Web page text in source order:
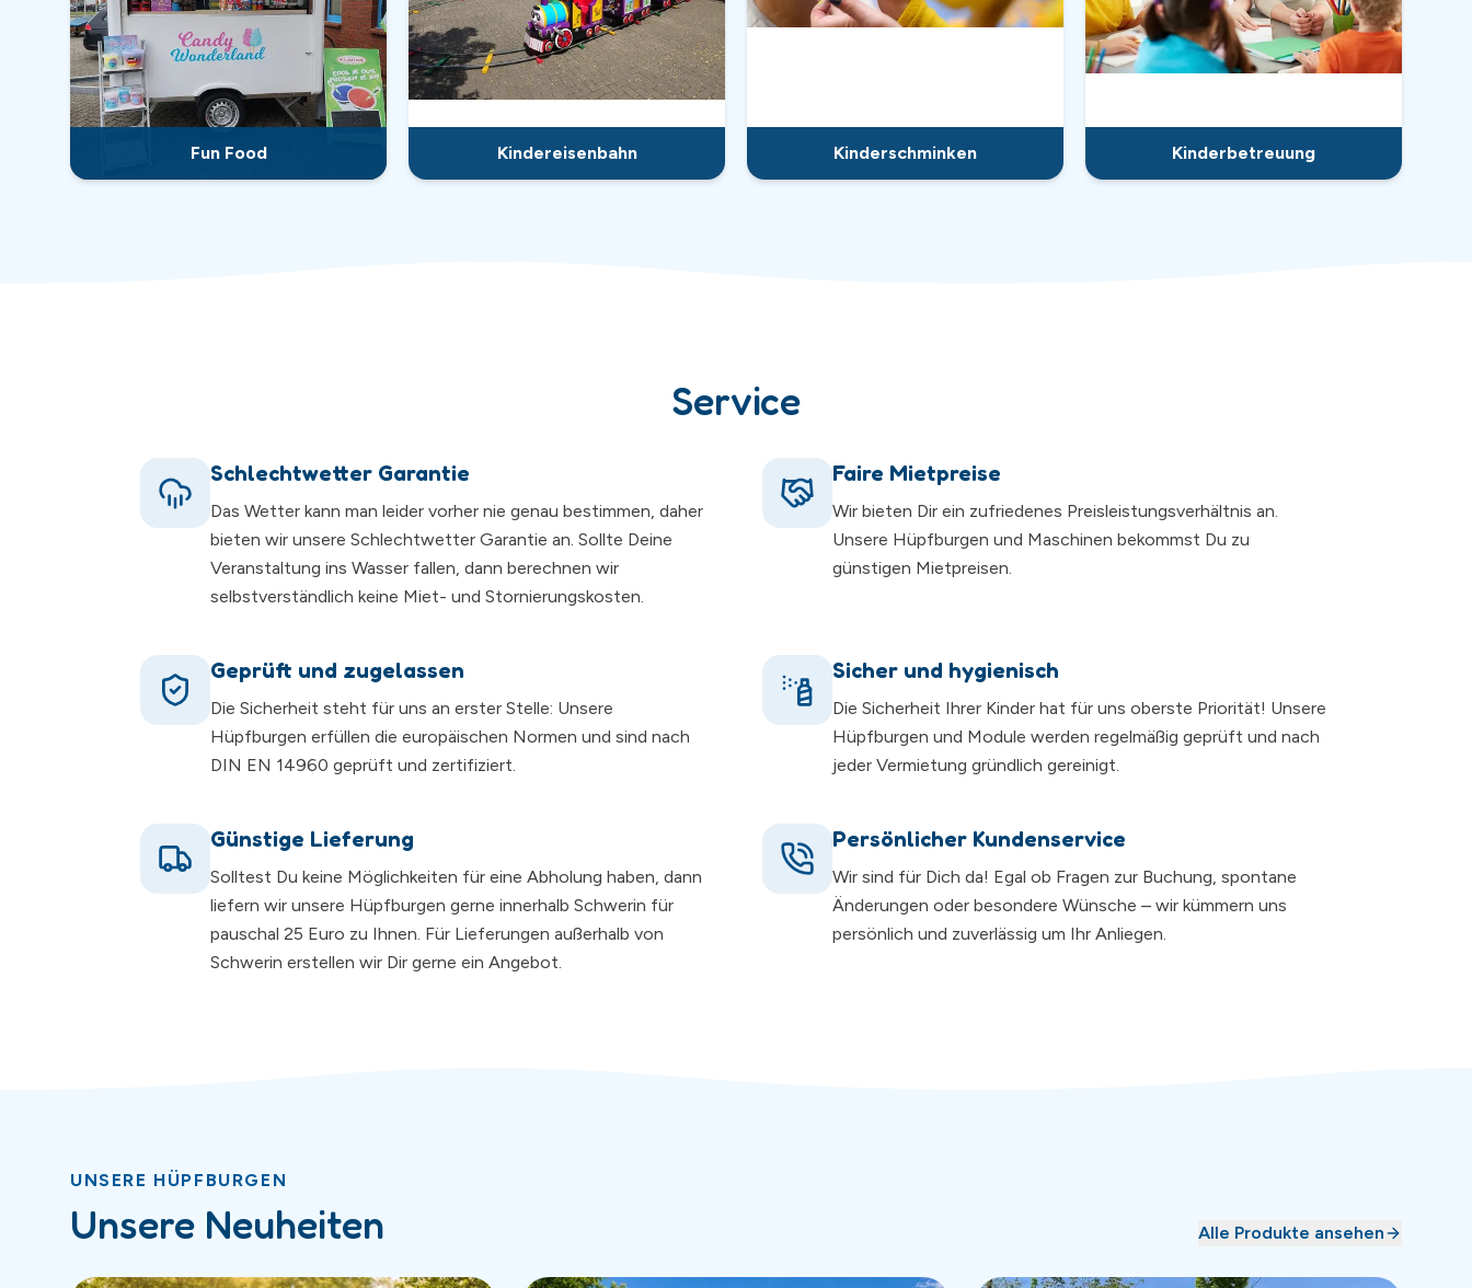
Fun Food Kindereisenbahn Kinderschminken Kinderbetreuung
Service
Schlechtwetter Garantie
Das Wetter kann man leider vorher nie genau bestimmen, daher
bieten wir unsere Schlechtwetter Garantie an. Sollte Deine
Veranstaltung ins Wasser fallen, dann berechnen wir
selbstverständlich keine Miet- und Stornierungskosten.
Faire Mietpreise
Wir bieten Dir ein zufriedenes Preisleistungsverhältnis an.
Unsere Hüpfburgen und Maschinen bekommst Du zu
günstigen Mietpreisen.
Geprüft und zugelassen
Die Sicherheit steht für uns an erster Stelle: Unsere
Hüpfburgen erfüllen die europäischen Normen und sind nach
DIN EN 14960 geprüft und zertifiziert.
Sicher und hygienisch
Die Sicherheit Ihrer Kinder hat für uns oberste Priorität! Unsere
Hüpfburgen und Module werden regelmäßig geprüft und nach
jeder Vermietung gründlich gereinigt.
Günstige Lieferung
Solltest Du keine Möglichkeiten für eine Abholung haben, dann
liefern wir unsere Hüpfburgen gerne innerhalb Schwerin für
pauschal 25 Euro zu Ihnen. Für Lieferungen außerhalb von
Schwerin erstellen wir Dir gerne ein Angebot.
Persönlicher Kundenservice
Wir sind für Dich da! Egal ob Fragen zur Buchung, spontane
Änderungen oder besondere Wünsche – wir kümmern uns
persönlich und zuverlässig um Ihr Anliegen.
UNSERE HÜPFBURGEN
Unsere Neuheiten Alle Produkte ansehen